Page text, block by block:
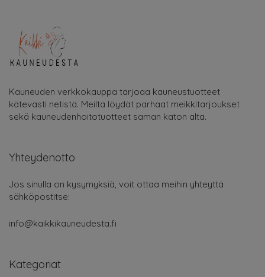
Kauneuden verkkokauppa tarjoaa kauneustuotteet
kätevästi netistä. Meiltä löydät parhaat meikkitarjoukset
sekä kauneudenhoitotuotteet saman katon alta.
Yhteydenotto
Jos sinulla on kysymyksiä, voit ottaa meihin yhteyttä
sähköpostitse:
info@kaikkikauneudesta.fi
Kategoriat